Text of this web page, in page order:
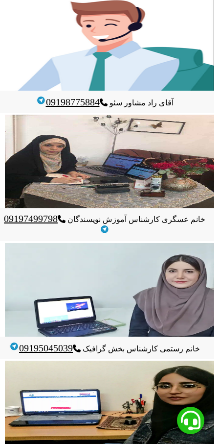
آقای راد مشاور سئو 09198775884
خانم عسگری کارشناس آموزش نویسندگان 09197499798
خانم رستمی کارشناس بخش گرافیک 09195045039